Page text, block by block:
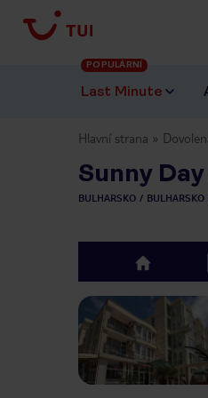
Last Minute
POPULÁRNÍ
Hlavní strana
Sunny
BULHARSKO BULHARSKO
top
Previous slide